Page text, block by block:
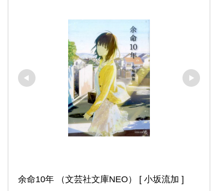
余命10年 （文芸社文庫NEO） [ 小坂流加 ]